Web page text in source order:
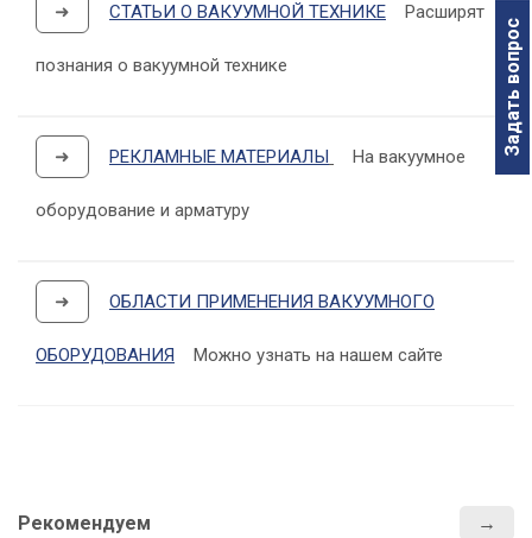
Задать вопрос
➜ СТАТЬИ О ВАКУУМНОЙ ТЕХНИКЕ Расширят
познания о вакуумной технике
➜ РЕКЛАМНЫЕ МАТЕРИАЛЫ На вакуумное
оборудование и арматуру
➜ ОБЛАСТИ ПРИМЕНЕНИЯ ВАКУУМНОГО
ОБОРУДОВАНИЯ Можно узнать на нашем сайте
Рекомендуем